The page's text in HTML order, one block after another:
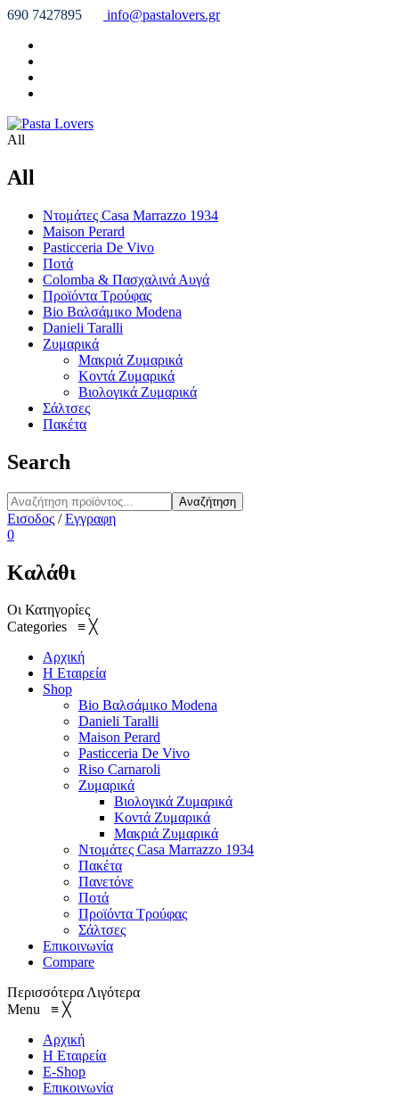
690 7427895 info@pastalovers.gr
All
All
Ντομάτες Casa Marrazzo 1934
Maison Perard
Pasticceria De Vivo
Ποτά
Colomba & Πασχαλινά Αυγά
Προϊόντα Τρούφας
Bio Βαλσάμικο Modena
Danieli Taralli
Ζυμαρικά
Μακριά Ζυμαρικά
Κοντά Ζυμαρικά
Βιολογικά Ζυμαρικά
Σάλτσες
Πακέτα
Search
Αναζήτηση
Εισοδος /Εγγραφη
0
Καλάθι
Οι Κατηγορίες
Categories ≡ ╳
Αρχική
Η Εταιρεία
Shop
Bio Βαλσάμικο Modena
Danieli Taralli
Maison Perard
Pasticceria De Vivo
Riso Carnaroli
Ζυμαρικά
Βιολογικά Ζυμαρικά
Κοντά Ζυμαρικά
Μακριά Ζυμαρικά
Ντομάτες Casa Marrazzo 1934
Πακέτα
Πανετόνε
Ποτά
Προϊόντα Τρούφας
Σάλτσες
Επικοινωνία
Compare
ΠερισσότεραΛιγότερα
Menu ≡ ╳
Αρχική
Η Εταιρεία
E-Shop
Επικοινωνία